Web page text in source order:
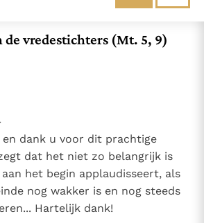
Over RK Documenten
Kerk
honger vervuld
de vredestichters (Mt. 5, 9)
en dank u voor dit prachtige
dat het niet zo belangrijk is
het begin applaudisseert, als
nog wakker is en nog steeds
Hartelijk dank!